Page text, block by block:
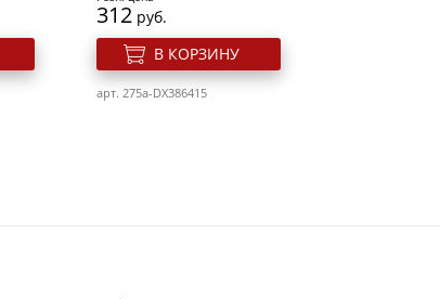
312 руб.
В КОРЗИНУ
арт. 275a-DX386415